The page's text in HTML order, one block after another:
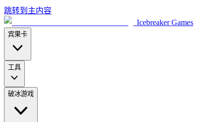
跳转到主内容
Icebreaker Games
宾果卡
工具
破冰游戏